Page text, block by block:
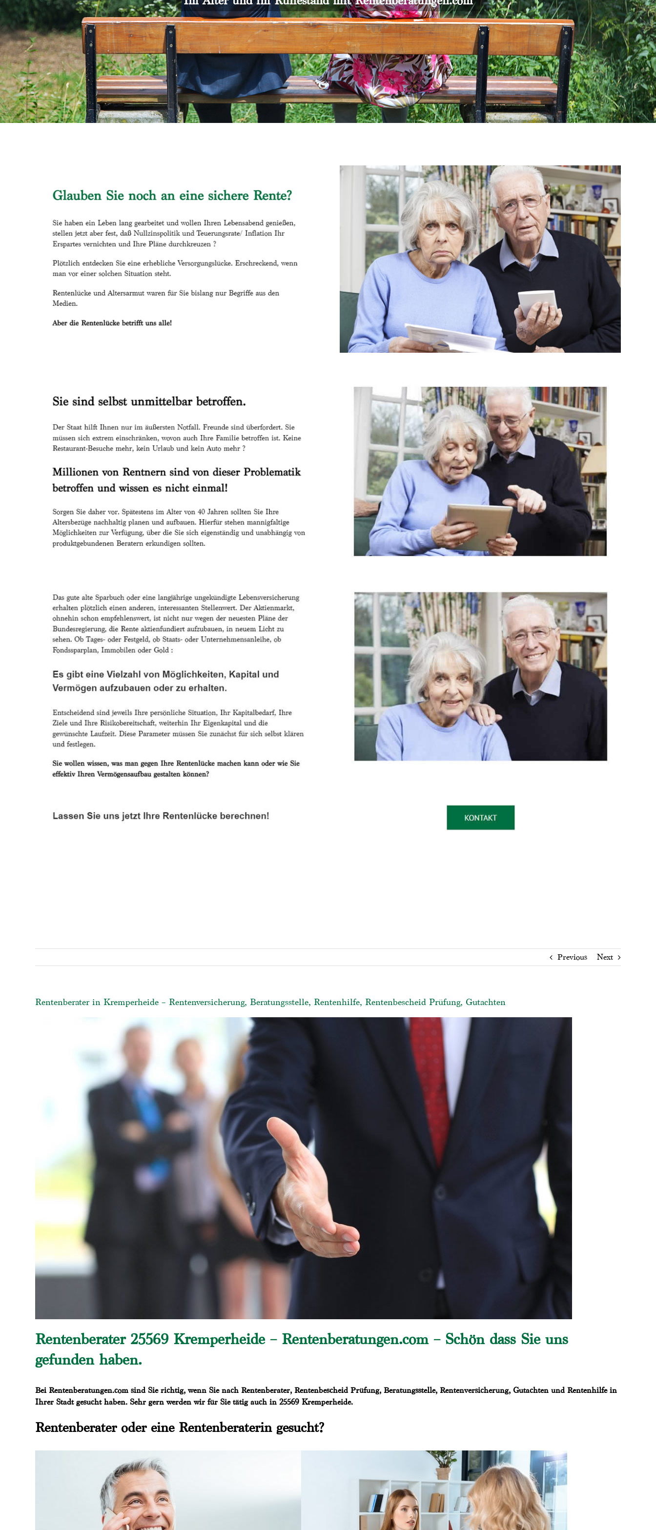
Previous Next
Rentenberater in Kremperheide – Rentenversicherung, Beratungsstelle, Rentenhilfe, Rentenbescheid Prüfung, Gutachten
Rentenberater 25569 Kremperheide – Rentenberatungen.com – Schön dass Sie uns
gefunden haben.
Bei Rentenberatungen.com sind Sie richtig, wenn Sie nach Rentenberater, Rentenbescheid Prüfung, Beratungsstelle, Rentenversicherung, Gutachten und Rentenhilfe in
Ihrer Stadt gesucht haben. Sehr gern werden wir für Sie tätig auch in 25569 Kremperheide.
Rentenberater oder eine Rentenberaterin gesucht?